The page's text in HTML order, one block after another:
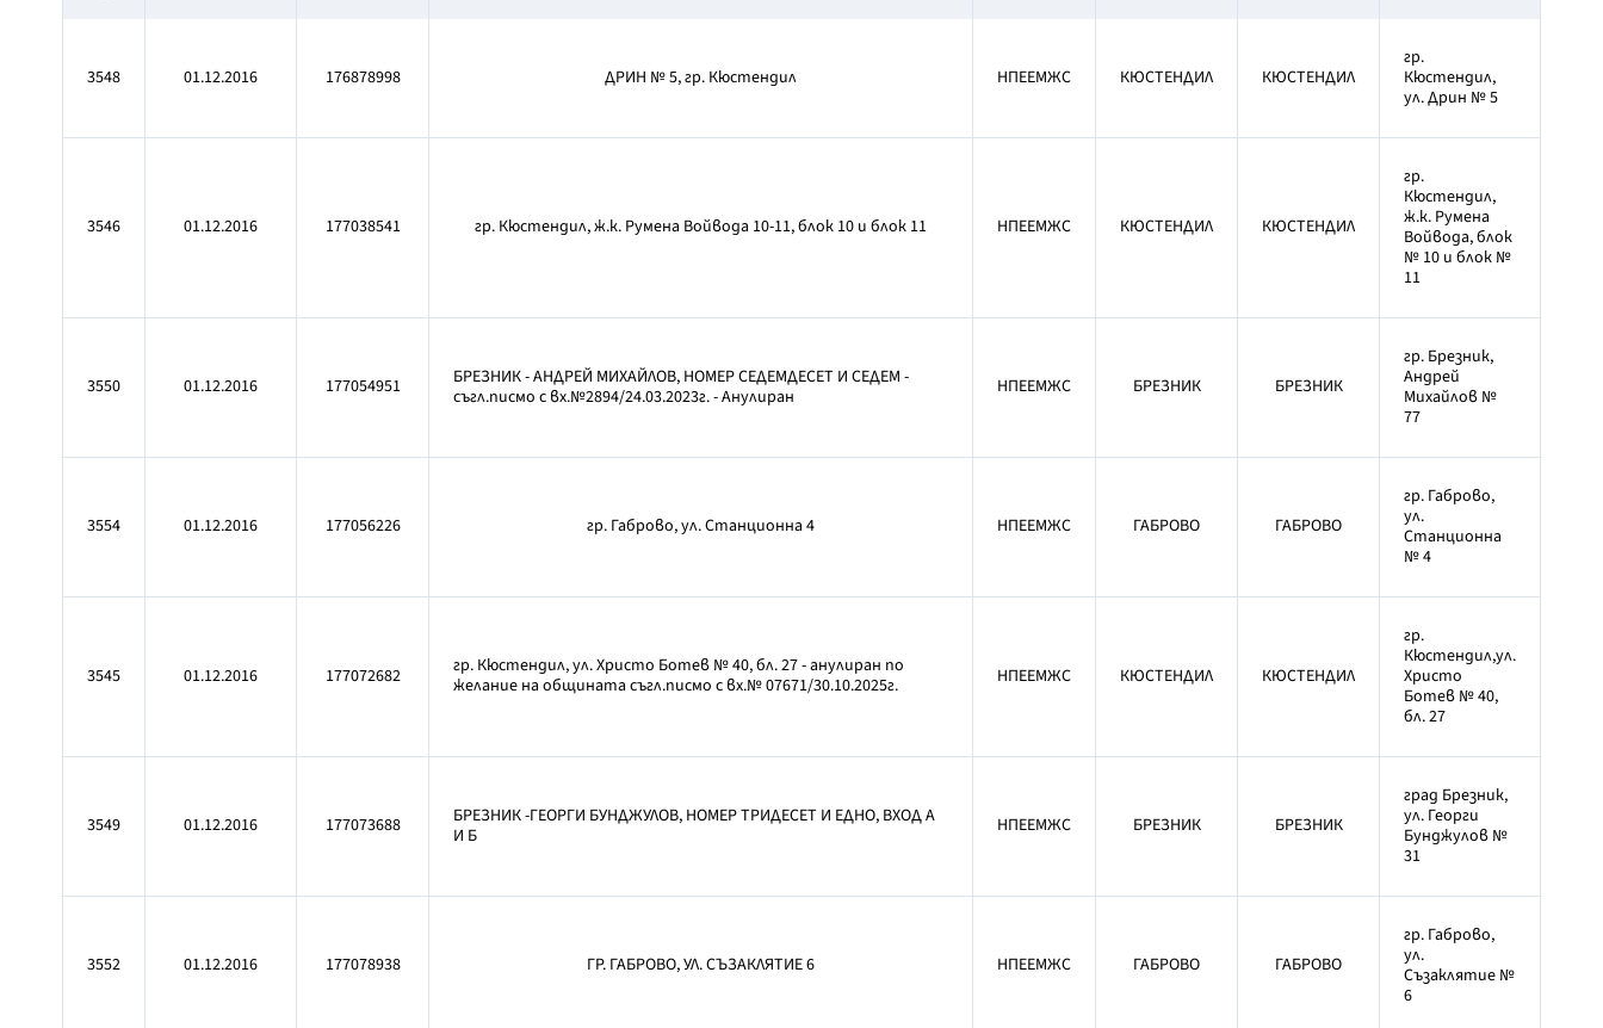
3548 01.12.2016 176878998 ДРИН № 5, гр. Кюстендил НПЕЕМЖС КЮСТЕНДИЛ КЮСТЕНДИЛ
гр.
Кюстендил,
ул. Дрин № 5
3546 01.12.2016 177038541 гр. Кюстендил, ж.к. Румена Войвода 10-11, блок 10 и блок 11 НПЕЕМЖС КЮСТЕНДИЛ КЮСТЕНДИЛ
гр.
Кюстендил,
ж.к. Румена
Войвода, блок
№ 10 и блок №
11
3550 01.12.2016 177054951
БРЕЗНИК - АНДРЕЙ МИХАЙЛОВ, НОМЕР СЕДЕМДЕСЕТ И СЕДЕМ -
съгл.писмо с вх.№2894/24.03.2023г. - Анулиран
НПЕЕМЖС БРЕЗНИК БРЕЗНИК
гр. Брезник,
Андрей
Михайлов №
77
3554 01.12.2016 177056226 гр. Габрово, ул. Станционна 4 НПЕЕМЖС ГАБРОВО ГАБРОВО
гр. Габрово,
ул.
Станционна
№ 4
3545 01.12.2016 177072682
гр. Кюстендил, ул. Христо Ботев № 40, бл. 27 - анулиран по
желание на общината съгл.писмо с вх.№ 07671/30.10.2025г.
НПЕЕМЖС КЮСТЕНДИЛ КЮСТЕНДИЛ
гр.
Кюстендил,ул.
Христо
Ботев № 40,
бл. 27
3549 01.12.2016 177073688
БРЕЗНИК -ГЕОРГИ БУНДЖУЛОВ, НОМЕР ТРИДЕСЕТ И ЕДНО, ВХОД А
И Б
НПЕЕМЖС БРЕЗНИК БРЕЗНИК
град Брезник,
ул. Георги
Бунджулов №
31
3552 01.12.2016 177078938 ГР. ГАБРОВО, УЛ. СЪЗАКЛЯТИЕ 6 НПЕЕМЖС ГАБРОВО ГАБРОВО
гр. Габрово,
ул.
Съзаклятие №
6